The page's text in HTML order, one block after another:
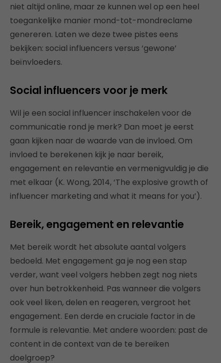
niet altijd online, maar ze kunnen wel op een heel
toegankelijke manier mond-tot-mondreclame
genereren. Laten we deze twee pistes eens
bekijken: social influencers versus ‘gewone’
beïnvloeders.
Social influencers voor je merk
Wil je een social influencer inschakelen voor de
communicatie rond je merk? Dan moet je eerst
gaan kijken naar de waarde van de invloed. Om
invloed te berekenen kijk je naar bereik,
engagement en relevantie en vermenigvuldig je die
met elkaar (K. Wong, 2014, ‘The explosive growth of
influencer marketing and what it means for you’).
Bereik, engagement en relevantie
Met bereik wordt het absolute aantal volgers
bedoeld. Met engagement ga je nog een stap
verder, want veel volgers hebben zegt nog niets
over hun betrokkenheid. Pas wanneer die volgers
ook veel liken, delen en reageren, vergroot het
engagement. Een derde en cruciale factor in de
formule is relevantie. Met andere woorden: past de
content in de context van de te bereiken
doelgroep?